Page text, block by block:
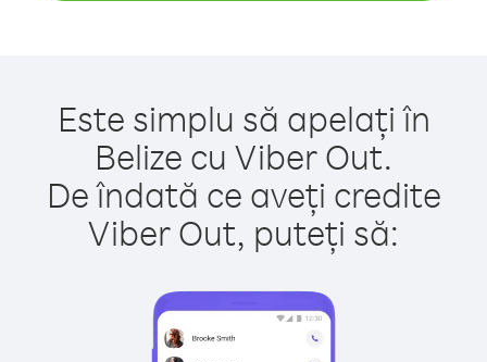
Este simplu să apelați în
Belize cu Viber Out.
De îndată ce aveți credite
Viber Out, puteți să: